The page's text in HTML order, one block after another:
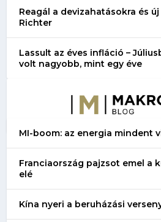
Reagál a devizahatásokra és
Richter
Lassult az éves infláció –
volt nagyobb, mint egy éve
MI-boom: az energia mindent
Franciaország pajzsot emel a
elé
Kína nyeri a beruházási